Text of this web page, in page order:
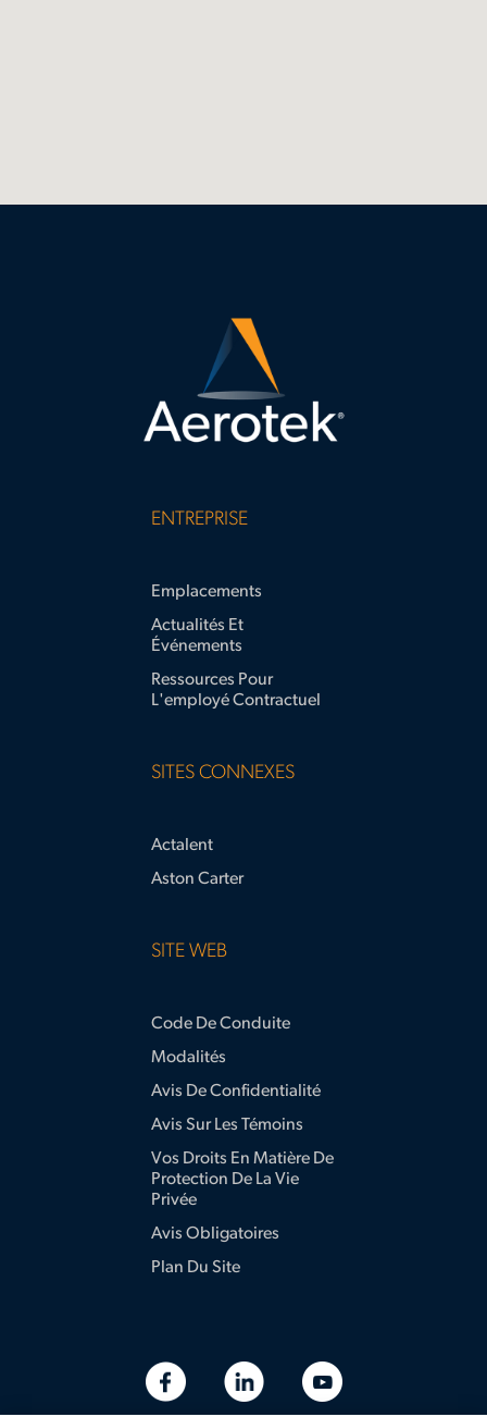
ENTREPRISE
Emplacements
Actualités Et
Événements
Ressources Pour
L'employé Contractuel
SITES CONNEXES
Actalent
Aston Carter
SITE WEB
Code De Conduite
Modalités
Avis De Confidentialité
Avis Sur Les Témoins
Vos Droits En Matière De
Protection De La Vie
Privée
Avis Obligatoires
Plan Du Site